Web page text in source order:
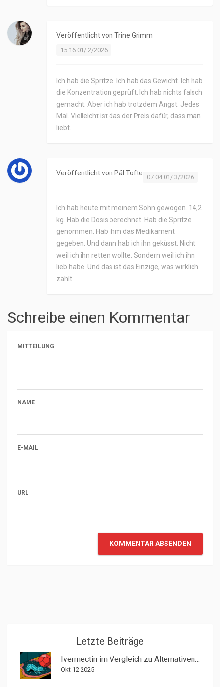
Veröffentlicht von Trine Grimm
15:16 01/ 2/2026
Ich hab die Spritze. Ich hab das Gewicht. Ich hab
die Konzentration geprüft. Ich hab nichts falsch
gemacht. Aber ich hab trotzdem Angst. Jedes
Mal. Vielleicht ist das der Preis dafür, dass man
liebt.
Veröffentlicht von Pål Tofte
07:04 01/ 3/2026
Ich hab heute mit meinem Sohn gewogen. 14,2
kg. Hab die Dosis berechnet. Hab die Spritze
genommen. Hab ihm das Medikament
gegeben. Und dann hab ich ihn geküsst. Nicht
weil ich ihn retten wollte. Sondern weil ich ihn
lieb habe. Und das ist das Einzige, was wirklich
zählt.
Schreibe einen Kommentar
MITTEILUNG
NAME
E-MAIL
URL
KOMMENTAR ABSENDEN
Letzte Beiträge
Ivermectin im Vergleich zu Alternativen - Wirksamkeit, Sicherheit & Kosten
Okt 12 2025